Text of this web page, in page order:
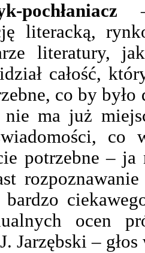
pochłaniacz –
literacką,
literatury,
całość,
co by było
ma już
co
potrzebne –
bardzo
ocen
Jarzębski –